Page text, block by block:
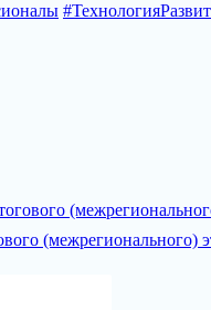
(межрегионального)